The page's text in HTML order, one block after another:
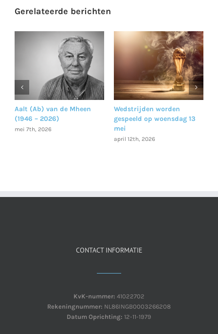
Gerelateerde berichten
Aalt (Ab) van de Mheen
(1946 – 2026)
mei 7th, 2026
Wedstrijden worden
gespeeld op woensdag 13
mei
april 12th, 2026
CONTACT INFORMATIE
KvK-nummer: 41022702
Rekeningnummer: NL86INGB0003266208
Datum Oprichting: 12-11-1979